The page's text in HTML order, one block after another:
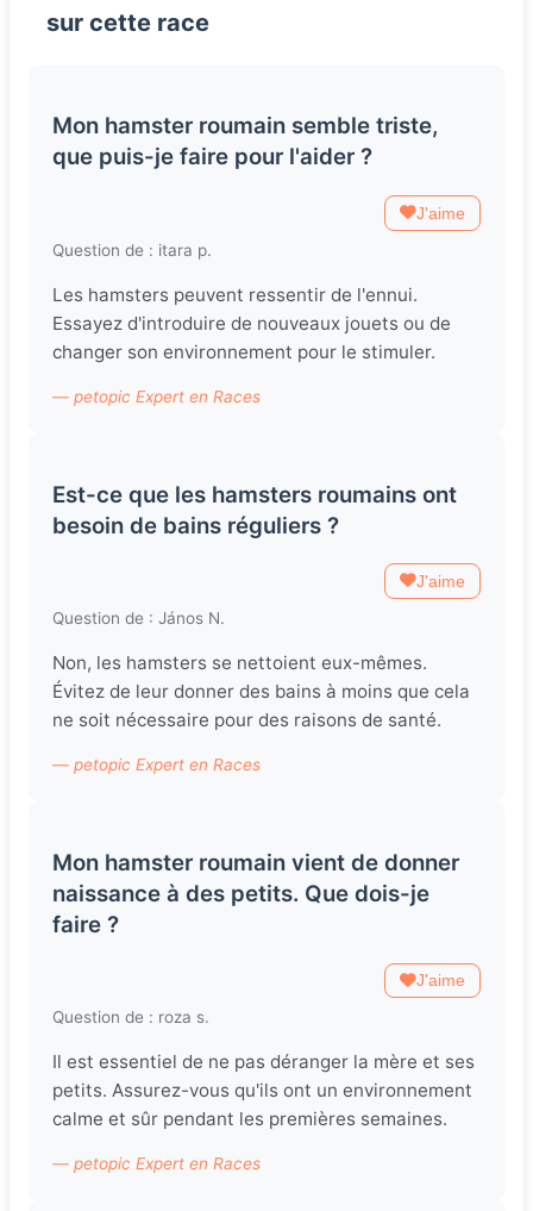
sur cette race
Mon hamster roumain semble triste,
que puis-je faire pour l'aider ?
J'aime
Question de : itara p.
Les hamsters peuvent ressentir de l'ennui.
Essayez d'introduire de nouveaux jouets ou de
changer son environnement pour le stimuler.
— petopic Expert en Races
Est-ce que les hamsters roumains ont
besoin de bains réguliers ?
J'aime
Question de : János N.
Non, les hamsters se nettoient eux-mêmes.
Évitez de leur donner des bains à moins que cela
ne soit nécessaire pour des raisons de santé.
— petopic Expert en Races
Mon hamster roumain vient de donner
naissance à des petits. Que dois-je
faire ?
J'aime
Question de : roza s.
Il est essentiel de ne pas déranger la mère et ses
petits. Assurez-vous qu'ils ont un environnement
calme et sûr pendant les premières semaines.
— petopic Expert en Races